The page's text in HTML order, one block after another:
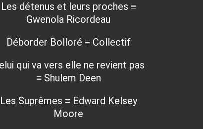
Les détenus et leurs proches ≡
Gwenola Ricordeau
Déborder Bolloré ≡ Collectif
qui va vers elle ne revient pas
≡ Shulem Deen
Les Suprêmes ≡ Edward Kelsey
Moore